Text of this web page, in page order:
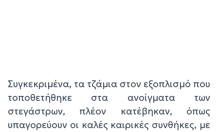
Συγκεκριμένα, τα τζάμια στον εξοπλισμό που
τοποθετήθηκε στα ανοίγματα των
στεγάστρων, πλέον κατέβηκαν, όπως
υπαγορεύουν οι καλές καιρικές συνθήκες, με